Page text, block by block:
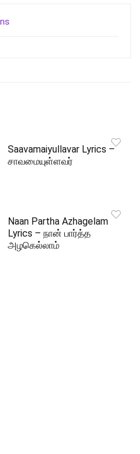
Saavamaiyullavar Lyrics –
சாவமையுள்ளவர்
Naan Partha Azhagelam
Lyrics – நான் பார்த்த
அழகெல்லாம்